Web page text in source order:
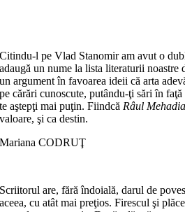
Citindu-l pe Vlad Stanomir am avut o
adaugă un nume la lista literaturii noastre
un argument în favoarea ideii că arta
pe cărări cunoscute, putându-ţi sări în
te aştepţi mai puţin. Fiindcă Râul Mehadia
valoare, şi ca destin.
Mariana CODRUŢ
Scriitorul are, fără îndoială, darul de
aceea, cu atât mai preţios. Firescul şi